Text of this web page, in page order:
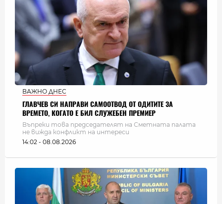
ВАЖНО ДНЕС
ГЛАВЧЕВ СИ НАПРАВИ САМООТВОД ОТ ОДИТИТЕ ЗА
ВРЕМЕТО, КОГАТО Е БИЛ СЛУЖЕБЕН ПРЕМИЕР
Въпреки това председателят на Сметната палата
не вижда конфликт на интереси
14:02 - 08.08.2026